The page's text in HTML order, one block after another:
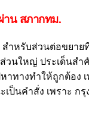
าน สภากทม.
สำหรับส่วนต่อขยา
ส่วนใหญ่ ประเด็น
าทางทำให้ถูกต้อง
ป็นคำสั่ง เพราะ ก